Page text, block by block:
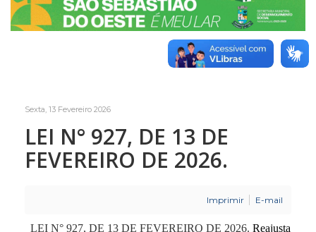
Sexta, 13 Fevereiro 2026
LEI N° 927, DE 13 DE
FEVEREIRO DE 2026.
Imprimir E-mail
LEI N° 927, DE 13 DE FEVEREIRO DE 2026. Reajusta